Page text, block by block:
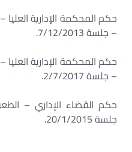
حكم المحكمة الإدارية
– جلسة 7/12/2013.
حكم المحكمة الإدارية
– جلسة 2/7/2017.
حكم القضاء الإداري –
جلسة 20/1/2015.